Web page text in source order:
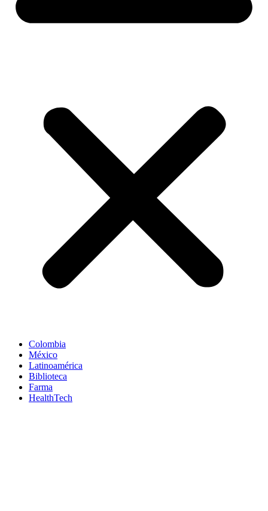
Colombia
México
Latinoamérica
Biblioteca
Farma
HealthTech